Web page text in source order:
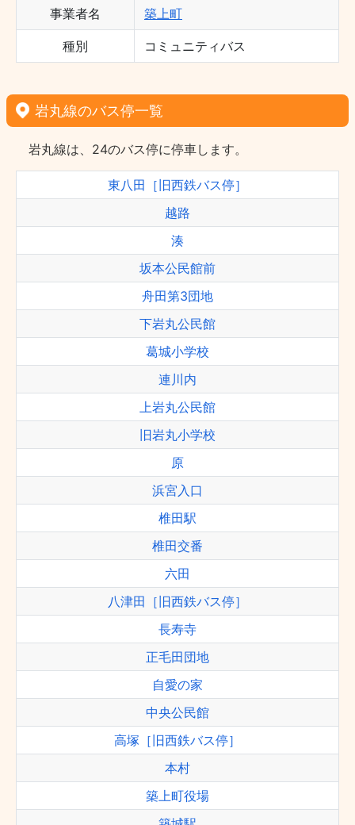
事業者名 築上町
種別 コミュニティバス
岩丸線のバス停一覧
岩丸線は、24のバス停に停車します。
東八田［旧西鉄バス停］
越路
湊
坂本公民館前
舟田第3団地
下岩丸公民館
葛城小学校
連川内
上岩丸公民館
旧岩丸小学校
原
浜宮入口
椎田駅
椎田交番
六田
八津田［旧西鉄バス停］
長寿寺
正毛田団地
自愛の家
中央公民館
高塚［旧西鉄バス停］
本村
築上町役場